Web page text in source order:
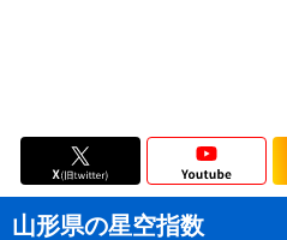
山形県の星空指数